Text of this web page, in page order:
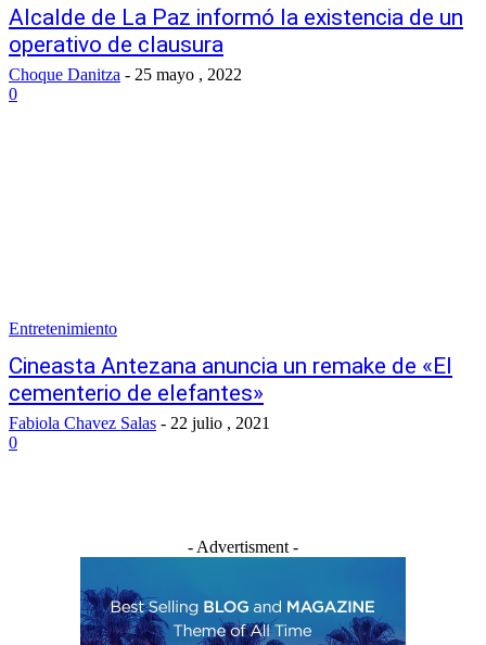
Alcalde de La Paz informó la existencia de un
operativo de clausura
Choque Danitza - 25 mayo , 2022
0
Entretenimiento
Cineasta Antezana anuncia un remake de «El
cementerio de elefantes»
Fabiola Chavez Salas - 22 julio , 2021
0
- Advertisment -